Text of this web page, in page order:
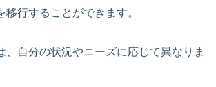
移行することができます。
、自分の状況やニーズに応じて異なりま